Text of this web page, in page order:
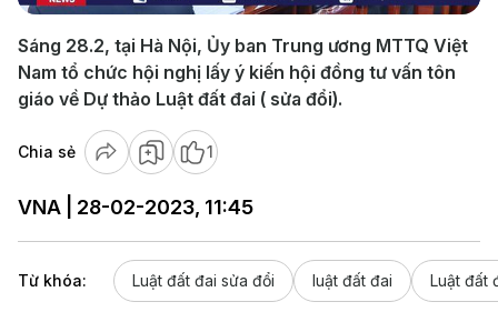
Sáng 28.2, tại Hà Nội, Ủy ban Trung ương MTTQ Việt
Nam tổ chức hội nghị lấy ý kiến hội đồng tư vấn tôn
giáo về Dự thảo Luật đất đai ( sửa đổi).
Chia sẻ 1
VNA | 28-02-2023, 11:45
Từ khóa: Luật đất đai sửa đổi luật đất đai Luật đất